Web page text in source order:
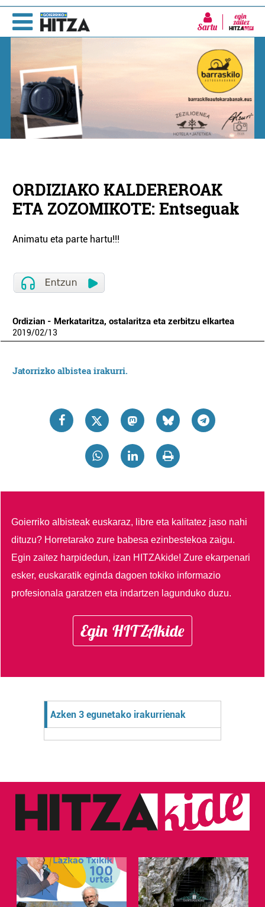
Sartu
ORDIZIAKO KALDEREROAK
ETA ZOZOMIKOTE: Entseguak
Animatu eta parte hartu!!!
Ordizian - Merkataritza, ostalaritza eta zerbitzu elkartea
2019/02/13
Jatorrizko albistea irakurri.
Goierriko albisteak euskaraz, libre eta kalitatez jaso nahi
dituzu? Horretarako zure babesa ezinbestekoa zaigu.
Egin zaitez harpidedun, izan HITZAkide!Zure ekarpenari
esker, euskaratik eginda dagoen tokiko informazio
profesionala garatzen eta indartzen lagunduko duzu.
Egin HITZAkide
Azken 3 egunetako irakurrienak